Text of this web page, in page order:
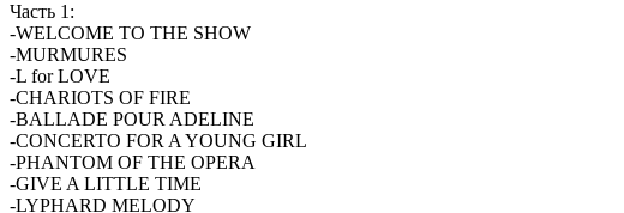
Часть 1:
-WELCOME TO THE SHOW
-MURMURES
-L for LOVE
-CHARIOTS OF FIRE
-BALLADE POUR ADELINE
-CONCERTO FOR A YOUNG GIRL
-PHANTOM OF THE OPERA
-GIVE A LITTLE TIME
-LYPHARD MELODY